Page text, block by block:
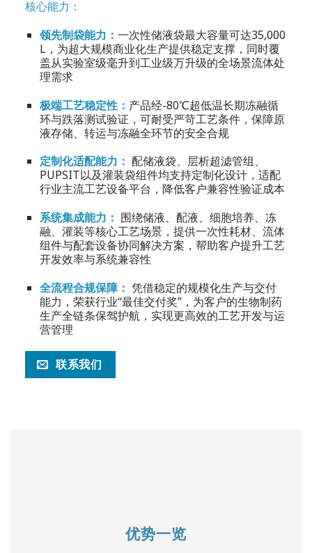
核心能力：
领先制袋能力： 一次性储液袋最大容量可达35,000
L，为超大规模商业化生产提供稳定支撑，同时覆
盖从实验室级毫升到工业级万升级的全场景流体处
理需求
极端工艺稳定性： 产品经-80℃超低温长期冻融循
环与跌落测试验证，可耐受严苛工艺条件，保障原
液存储、转运与冻融全环节的安全合规
定制化适配能力： 配储液袋、层析超滤管组、
PUPSIT以及灌装袋组件均支持定制化设计，适配
行业主流工艺设备平台，降低客户兼容性验证成本
系统集成能力： 围绕储液、配液、细胞培养、冻
融、灌装等核心工艺场景，提供一次性耗材、流体
组件与配套设备协同解决方案，帮助客户提升工艺
开发效率与系统兼容性
全流程合规保障： 凭借稳定的规模化生产与交付
能力，荣获行业“最佳交付奖”，为客户的生物制药
生产全链条保驾护航，实现更高效的工艺开发与运
营管理
联系我们
优势一览